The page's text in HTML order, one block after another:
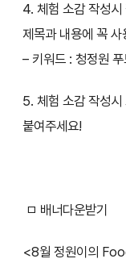
4. 체험 소감 작성
제목과 내용에 꼭 사
– 키워드 : 청정원
5. 체험 소감 작성
붙여주세요!
ㅁ 배너다운받기
<8월 정원이의